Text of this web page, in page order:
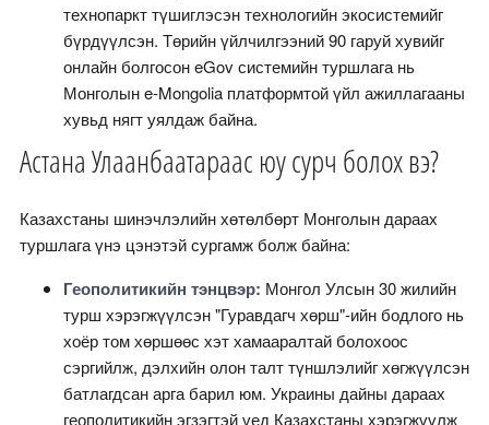
технопаркт түшиглэсэн технологийн экосистемийг
бүрдүүлсэн. Төрийн үйлчилгээний 90 гаруй хувийг
онлайн болгосон eGov системийн туршлага нь
Монголын e-Mongolia платформтой үйл ажиллагааны
хувьд нягт уялдаж байна.
Астана Улаанбаатараас юу сурч болох вэ?
Казахстаны шинэчлэлийн хөтөлбөрт Монголын дараах
туршлага үнэ цэнэтэй сургамж болж байна:
Геополитикийн тэнцвэр: Монгол Улсын 30 жилийн
турш хэрэгжүүлсэн "Гуравдагч хөрш"-ийн бодлого нь
хоёр том хөршөөс хэт хамааралтай болохоос
сэргийлж, дэлхийн олон талт түншлэлийг хөгжүүлсэн
батлагдсан арга барил юм. Украины дайны дараах
геополитикийн эгзэгтэй үед Казахстаны хэрэгжүүлж